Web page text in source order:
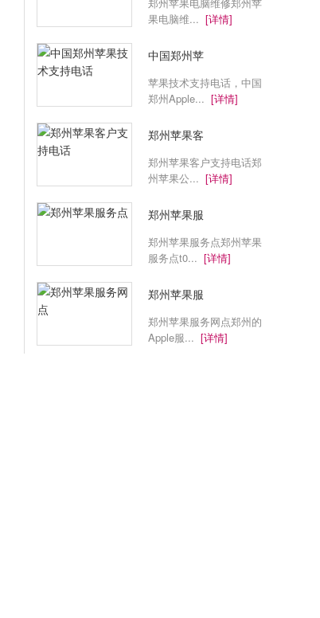
果电脑维... [详情]
中国郑州苹
苹果技术支持电话，中国
郑州Apple... [详情]
郑州苹果客
郑州苹果客户支持电话郑
州苹果公... [详情]
郑州苹果服
郑州苹果服务点郑州苹果
服务点t0... [详情]
郑州苹果服
郑州苹果服务网点郑州的
Apple服... [详情]